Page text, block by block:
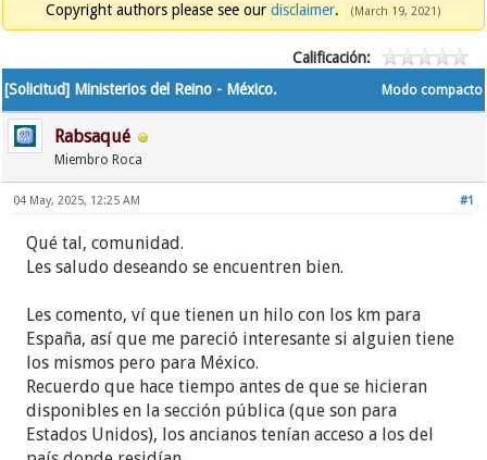
Copyright authors please see our disclaimer. (March 19, 2021)
Calificación:
Modo compacto
[Solicitud] Ministerios del Reino - México.
Rabsaqué
Miembro Roca
#1
04 May, 2025, 12:25 AM
Qué tal, comunidad.
Les saludo deseando se encuentren bien.
Les comento, ví que tienen un hilo con los km para
España, así que me pareció interesante si alguien tiene
los mismos pero para México.
Recuerdo que hace tiempo antes de que se hicieran
disponibles en la sección pública (que son para
Estados Unidos), los ancianos tenían acceso a los del